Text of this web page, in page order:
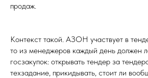
продаж.
Контекст такой. АЗОН участвует в
то из менеджеров каждый день должен
госзакупок: открывать тендер за
техзадание, прикидывать, стоит ли